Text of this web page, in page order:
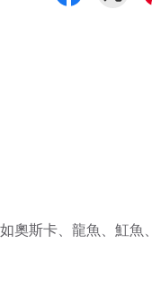
斯卡、龍魚、魟